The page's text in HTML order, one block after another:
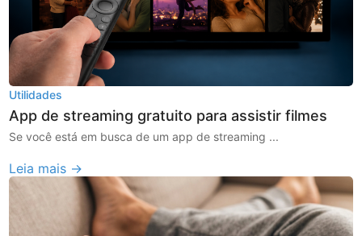
Utilidades
App de streaming gratuito para assistir filmes
Se você está em busca de um app de streaming ...
Leia mais →